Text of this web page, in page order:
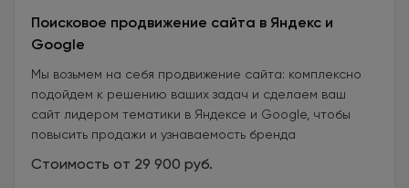
Поисковое продвижение сайта в Яндекс и
Google
Мы возьмем на себя продвижение сайта: комплексно
подойдем к решению ваших задач и сделаем ваш
сайт лидером тематики в Яндексе и Google, чтобы
повысить продажи и узнаваемость бренда
Стоимость от 29 900 руб.